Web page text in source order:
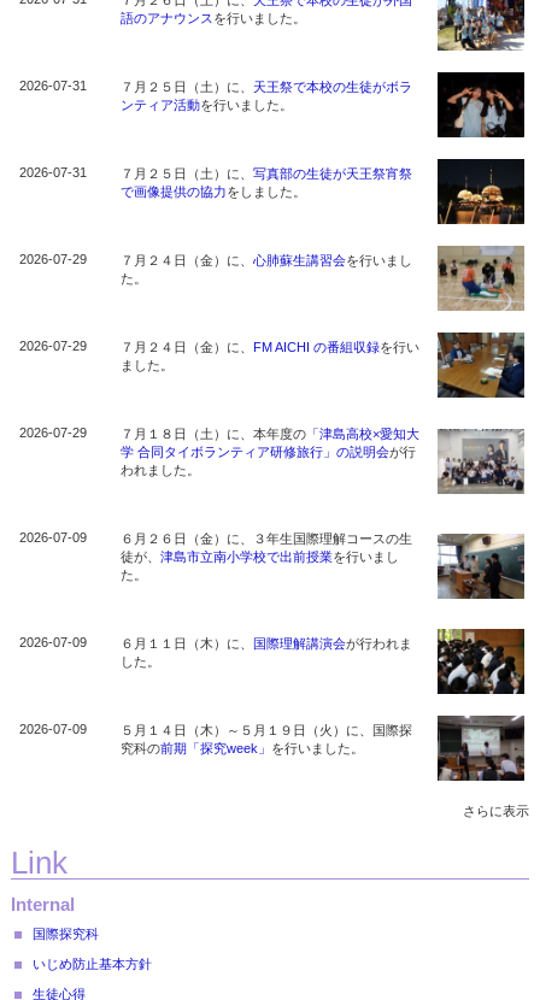
語のアナウンス を行いました。
2026-07-31 ７月２５日（土）に、 天王祭で本校の生徒がボラ
ンティア活動を行いました。
2026-07-31 ７月２５日（土）に、 写真部の生徒が天王祭宵祭
で画像提供の協力をしました。
2026-07-29 ７月２４日（金）に、 心肺蘇生講習会を行いまし
た。
2026-07-29 ７月２４日（金）に、 FM AICHI の番組収録を行い
ました。
2026-07-29 ７月１８日（土）に、本年度の「津島高校×愛知大
学 合同タイボランティア研修旅行」の説明会が行
われました。
2026-07-09
６月２６日（金）に、３年生国際理解コースの生
徒が、 津島市立南小学校で出前授業を行いまし
た。
2026-07-09 ６月１１日（木）に、 国際理解講演会が行われま
した。
2026-07-09
５月１４日（木）～５月１９日（火）に、国際探
究科の前期「探究week」 を行いました。
さらに表示
2026-06-24
2026-05-28
部が
アとして参加
Link
Internal
国際探究科
いじめ防止基本方針
生徒心得